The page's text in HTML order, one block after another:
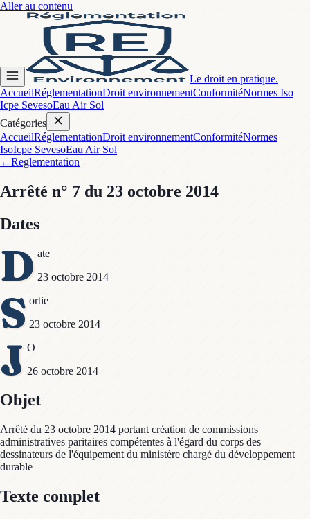
Aller au contenu
Le droit en pratique.
AccueilRéglementationDroit environnementConformitéNormes Iso
Icpe SevesoEau Air Sol
Catégories
AccueilRéglementationDroit environnementConformitéNormes
IsoIcpe SevesoEau Air Sol
←Reglementation
Arrêté n° 7 du 23 octobre 2014
Dates
D ate
23 octobre 2014
S ortie
23 octobre 2014
J O
26 octobre 2014
Objet
Arrêté du 23 octobre 2014 portant création de commissions
administratives paritaires compétentes à l'égard du corps des
dessinateurs de l'équipement du ministère chargé du développement
durable
Texte complet